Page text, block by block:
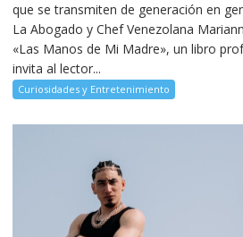
que se transmiten de generación en
La Abogado y Chef Venezolana
«Las Manos de Mi Madre», un libro
invita al lector...
Curiosidades y Entretenimiento